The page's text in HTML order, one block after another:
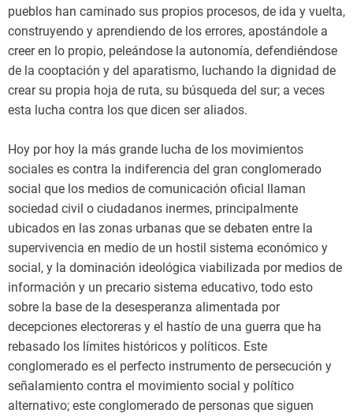
pueblos han caminado sus propios procesos, de ida y vuelta,
construyendo y aprendiendo de los errores, apostándole a
creer en lo propio, peleándose la autonomía, defendiéndose
de la cooptación y del aparatismo, luchando la dignidad de
crear su propia hoja de ruta, su búsqueda del sur; a veces
esta lucha contra los que dicen ser aliados.
Hoy por hoy la más grande lucha de los movimientos
sociales es contra la indiferencia del gran conglomerado
social que los medios de comunicación oficial llaman
sociedad civil o ciudadanos inermes, principalmente
ubicados en las zonas urbanas que se debaten entre la
supervivencia en medio de un hostil sistema económico y
social, y la dominación ideológica viabilizada por medios de
información y un precario sistema educativo, todo esto
sobre la base de la desesperanza alimentada por
decepciones electoreras y el hastío de una guerra que ha
rebasado los límites históricos y políticos. Este
conglomerado es el perfecto instrumento de persecución y
señalamiento contra el movimiento social y político
alternativo; este conglomerado de personas que siguen